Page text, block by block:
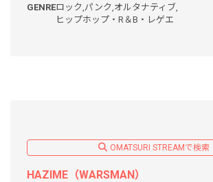
GENREロック,パンク,オルタナティブ,
ヒップホップ・R＆B・レゲエ
OMATSURI STREAMで検索
HAZIME（WARSMAN）